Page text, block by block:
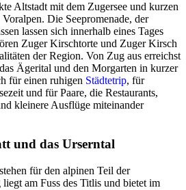
Altstadt mit dem Zugersee und kurzen
Die Seepromenade, der
lassen sich innerhalb eines Tages
Zuger Kirschtorte und Zuger Kirsch
der Region. Von Zug aus erreichst
Ägerital und den Morgarten in kurzer
für einen ruhigen Städtetrip, für
und für Paare, die Restaurants,
kleinere Ausflüge miteinander
und das Urserntal
stehen für den alpinen Teil der
am Fuss des Titlis und bietet im